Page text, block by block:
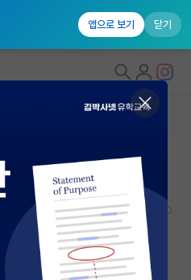
앱으로 보기 닫기
나 관심이 있으실까요?